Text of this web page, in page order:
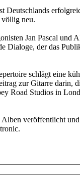
völlig neu.
Jan Pascal
der das
schlägt eine
zur Gitarre darin,
Road Studios in
veröffentlicht